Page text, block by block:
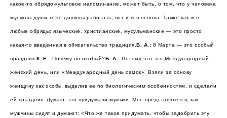
какое-то обрядо-культовое напоминание, может быть, о том, что у человека
мускулы души тоже должны работать, вот и вся основа. Также как все
любые обряды: языческие, христианские, мусульманские — это просто
какая-то введенная в обязательство традиция. Б. А.: 8 Марта — это особый
праздник. К. Е.: Почему он особый?Б. А.: Потому что это Международный
женский день, или «Международный день самок». Взяли за основу
женщину как особь, выделив ее по биологическим особенностям, и сделали
ей праздник. Думаю, это придумали мужики. Мне представляется, как
мужчины сидят и думают: «Что же такое придумать, чтобы задобрить эту